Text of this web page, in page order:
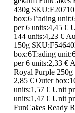
430g
box:6Trading
per 6 units:4,45 €
144 units:4,23 €
150g
box:6Trading
per 6 units:2,33 €
Royal Purple
2,85 € Outer
units:1,57 € Unit
units:1,47 € Unit
FunCakes Ready